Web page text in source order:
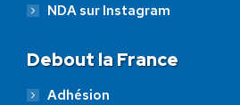
NDA sur Instagram
Debout la France
Adhésion